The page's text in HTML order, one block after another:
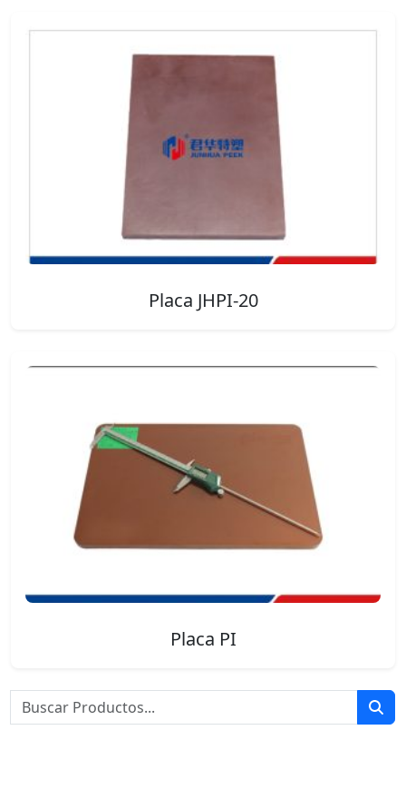
Placa JHPI-20
Placa PI